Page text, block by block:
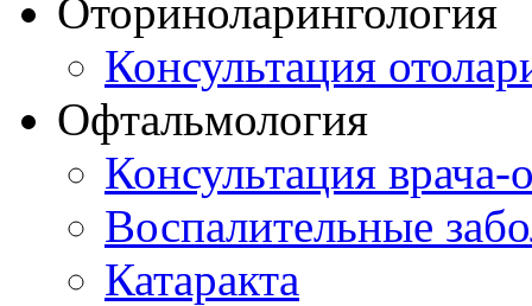
Оториноларингология
Консультация
Офтальмология
Консультация врача-
Воспалительные
Катаракта